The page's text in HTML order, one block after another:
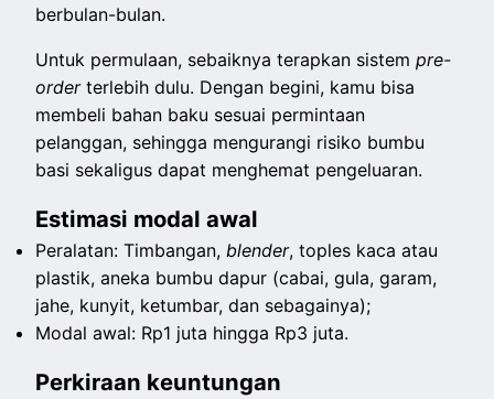
berbulan-bulan.
Untuk permulaan, sebaiknya terapkan sistempre-
orderterlebih dulu. Dengan begini, kamu bisa
membeli bahan baku sesuai permintaan
pelanggan, sehingga mengurangi risiko bumbu
basi sekaligus dapat menghemat pengeluaran.
Estimasi modal awal
Peralatan: Timbangan,blender, toples kaca atau
plastik, aneka bumbu dapur (cabai, gula, garam,
jahe, kunyit, ketumbar, dan sebagainya);
Modal awal: Rp1 juta hingga Rp3 juta.
Perkiraan keuntungan